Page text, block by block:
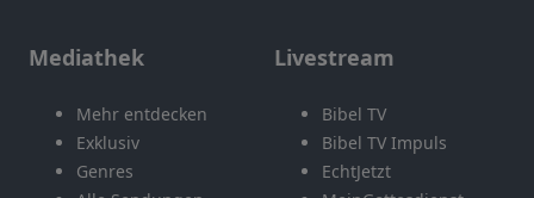
Mediathek
Mehr entdecken
Exklusiv
Genres
Livestream
Bibel TV
Bibel TV Impuls
EchtJetzt